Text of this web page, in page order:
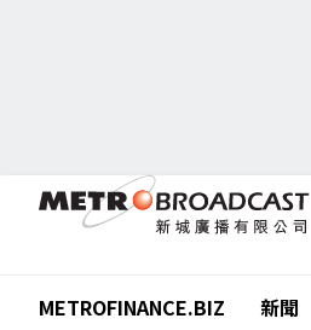
METROFINANCE.BIZ 新聞